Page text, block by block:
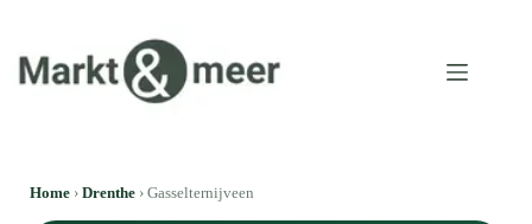
Home › Drenthe › Gasselternijveen